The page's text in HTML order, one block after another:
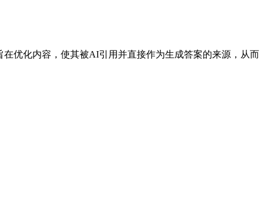
优化内容，使其被AI引用并直接作为生成答案的来源，从而